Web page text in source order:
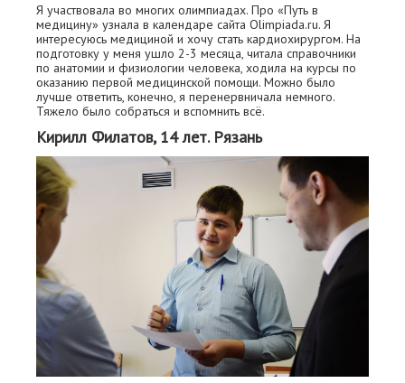
Я участвовала во многих олимпиадах. Про «Путь в
медицину» узнала в календаре сайта Olimpiada.ru. Я
интересуюсь медициной и хочу стать кардиохирургом. На
подготовку у меня ушло 2-3 месяца, читала справочники
по анатомии и физиологии человека, ходила на курсы по
оказанию первой медицинской помощи. Можно было
лучше ответить, конечно, я перенервничала немного.
Тяжело было собраться и вспомнить всё.
Кирилл Филатов, 14 лет. Рязань